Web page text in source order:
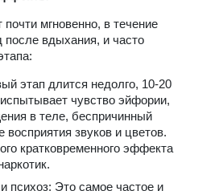
мгновенно, в течение
после вдыхания, и часто
этап длится недолго, 10-20
чувство эйфории,
в теле, беспричинный
восприятия звуков и цветов.
кратковременного эффекта
психоз: Это самое частое и